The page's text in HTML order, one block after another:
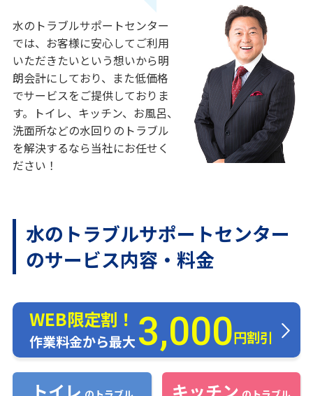
水のトラブルサポートセンター
では、お客様に安心してご利用
いただきたいという想いから明
朗会計にしており、また低価格
でサービスをご提供しておりま
す。トイレ、キッチン、お風呂、
洗面所などの水回りのトラブル
を解決するなら当社にお任せく
ださい！
水のトラブルサポートセンター
のサービス内容・料金
WEB限定割！
作業料金から最大3,000円割引
トイレ キッチン